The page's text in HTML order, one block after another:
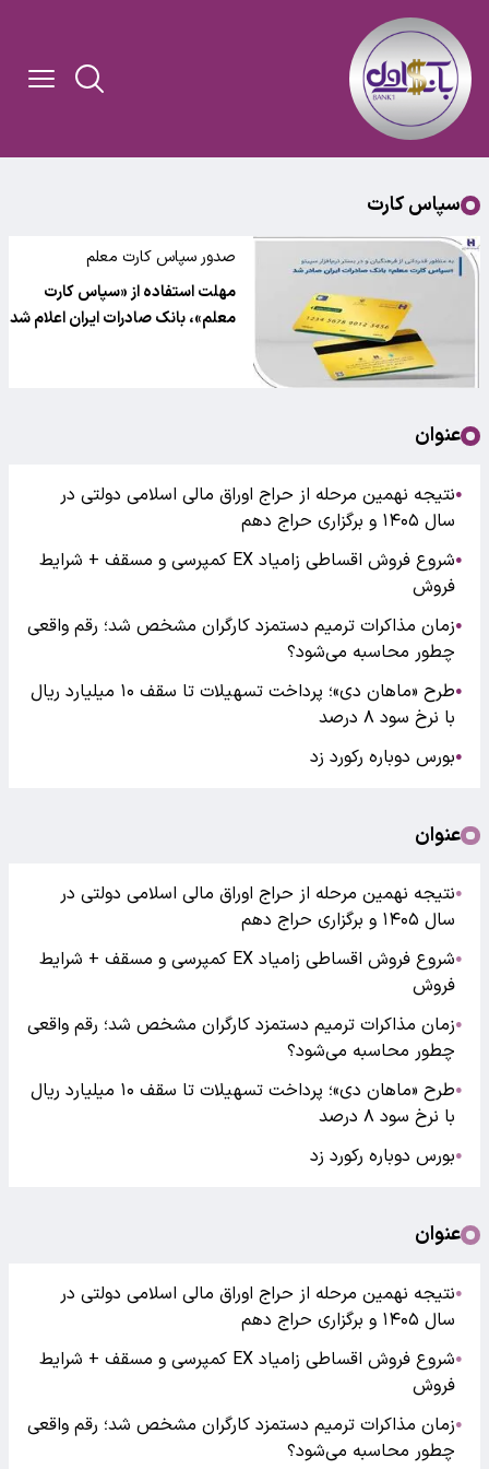
سپاس کارت
صدور سپاس کارت معلم
مهلت استفاده از «سپاس کارت
معلم»، بانک صادرات ایران اعلام شد
عنوان
●نتیجه نهمین مرحله از حراج اوراق مالی اسلامی دولتی در
سال ۱۴۰۵ و برگزاری حراج دهم
●
شروع فروش اقساطی زامیاد EX کمپرسی و مسقف + شرایط
فروش
●زمان مذاکرات ترمیم دستمزد کارگران مشخص شد؛ رقم واقعی
چطور محاسبه می‌شود؟
●
طرح «ماهان دی»؛ پرداخت تسهیلات تا سقف ۱۰ میلیارد ریال
با نرخ سود ۸ درصد
●بورس دوباره رکورد زد
عنوان
●نتیجه نهمین مرحله از حراج اوراق مالی اسلامی دولتی در
سال ۱۴۰۵ و برگزاری حراج دهم
●
شروع فروش اقساطی زامیاد EX کمپرسی و مسقف + شرایط
فروش
●زمان مذاکرات ترمیم دستمزد کارگران مشخص شد؛ رقم واقعی
چطور محاسبه می‌شود؟
●
طرح «ماهان دی»؛ پرداخت تسهیلات تا سقف ۱۰ میلیارد ریال
با نرخ سود ۸ درصد
●بورس دوباره رکورد زد
عنوان
●نتیجه نهمین مرحله از حراج اوراق مالی اسلامی دولتی در
سال ۱۴۰۵ و برگزاری حراج دهم
●
شروع فروش اقساطی زامیاد EX کمپرسی و مسقف + شرایط
فروش
●زمان مذاکرات ترمیم دستمزد کارگران مشخص شد؛ رقم واقعی
چطور محاسبه می‌شود؟